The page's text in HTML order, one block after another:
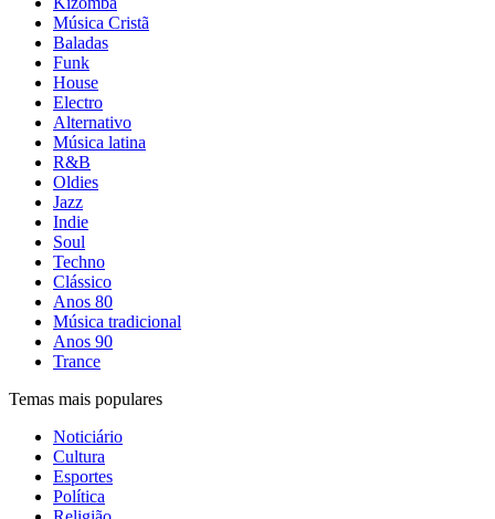
Música Cristã
Baladas
Funk
House
Electro
Alternativo
Música latina
R&B
Oldies
Jazz
Indie
Soul
Techno
Clássico
Anos 80
Música tradicional
Anos 90
Trance
Temas mais populares
Noticiário
Cultura
Esportes
Política